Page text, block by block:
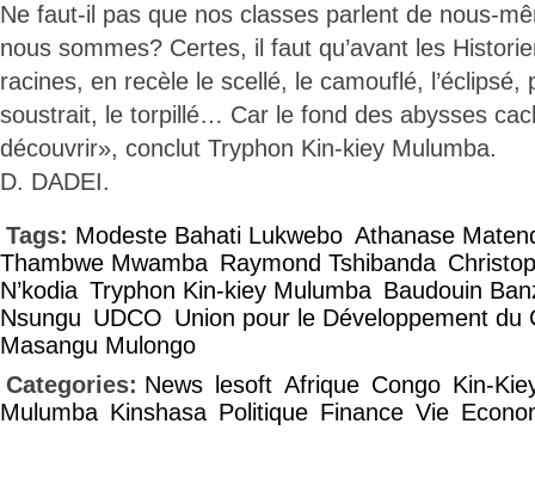
Ne faut-il pas que nos classes parlent de nous-
nous sommes? Certes, il faut qu’avant les
racines, en recèle le scellé, le camouflé, l’éclipsé,
soustrait, le torpillé… Car le fond des abysses
découvrir», conclut Tryphon Kin-kiey Mulumba.
D. DADEI.
Tags: Modeste Bahati Lukwebo Athanase
Thambwe Mwamba Raymond Tshibanda
N’kodia Tryphon Kin-kiey Mulumba Baudouin
Nsungu UDCO Union pour le Développement du
Masangu Mulongo
Categories: News lesoft Afrique Congo Kin-
Mulumba Kinshasa Politique Finance Vie